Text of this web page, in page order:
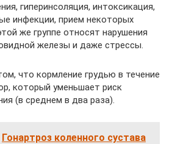
гиперинсоляция, интоксикация,
инфекции, прием некоторых
же группе относят нарушения
железы и даже стрессы.
что кормление грудью в течение
который уменьшает риск
(в среднем в два раза).
Гонартроз коленного сустава